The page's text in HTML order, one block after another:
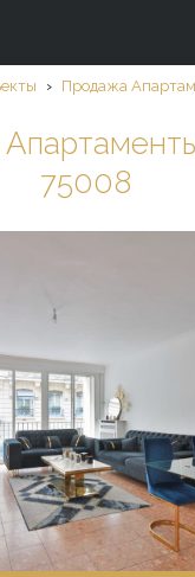
› Продажа
75008